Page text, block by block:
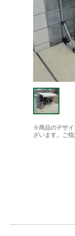
※商品のデザイ
ざいます。ご